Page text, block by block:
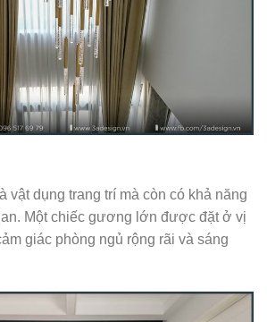
vật dụng trang trí mà còn có khả năng
Một chiếc gương lớn được đặt ở vị
giác phòng ngủ rộng rãi và sáng